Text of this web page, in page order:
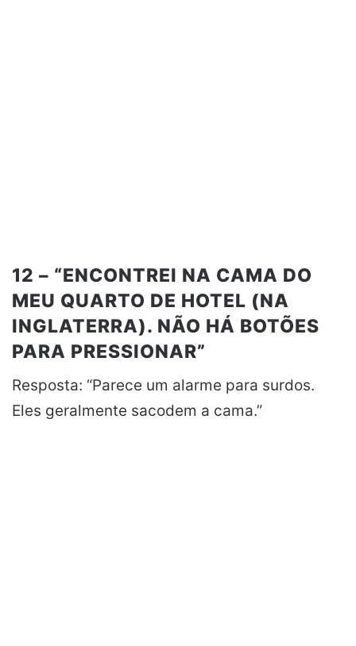
12 – “ENCONTREI NA CAMA DO
MEU QUARTO DE HOTEL (NA
INGLATERRA). NÃO HÁ BOTÕES
PARA PRESSIONAR”
Resposta: “Parece um alarme para surdos.
Eles geralmente sacodem a cama.”